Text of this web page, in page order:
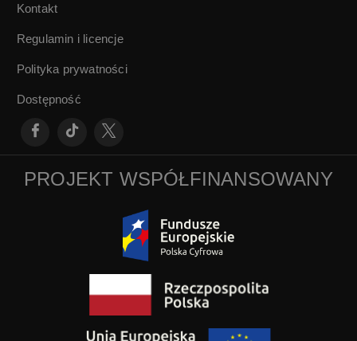
Kontakt
Regulamin i licencje
Polityka prywatności
Dostępność
PROJEKT WSPÓŁFINANSOWANY